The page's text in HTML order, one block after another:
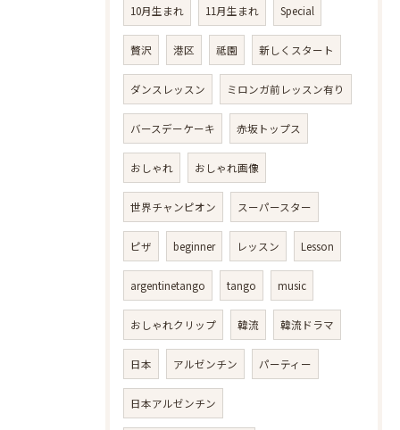
10月生まれ 11月生まれ Special
贅沢 港区 祗園 新しくスタート
ダンスレッスン ミロンガ前レッスン有り
バースデーケーキ 赤坂トップス
おしゃれ おしゃれ画像
世界チャンピオン スーパースター
ピザ beginner レッスン Lesson
argentinetango tango music
おしゃれクリップ 韓流 韓流ドラマ
日本 アルゼンチン パーティー
日本アルゼンチン